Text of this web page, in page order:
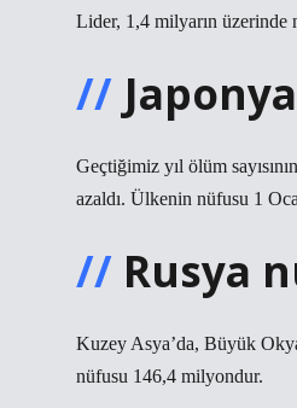
Lider, 1,4 milyarın üzerinde
Geçtiğimiz yıl ölüm
azaldı. Ülkenin nüfusu 1
Rusya
Kuzey Asya’da, Büyük
nüfusu 146,4 milyondur.